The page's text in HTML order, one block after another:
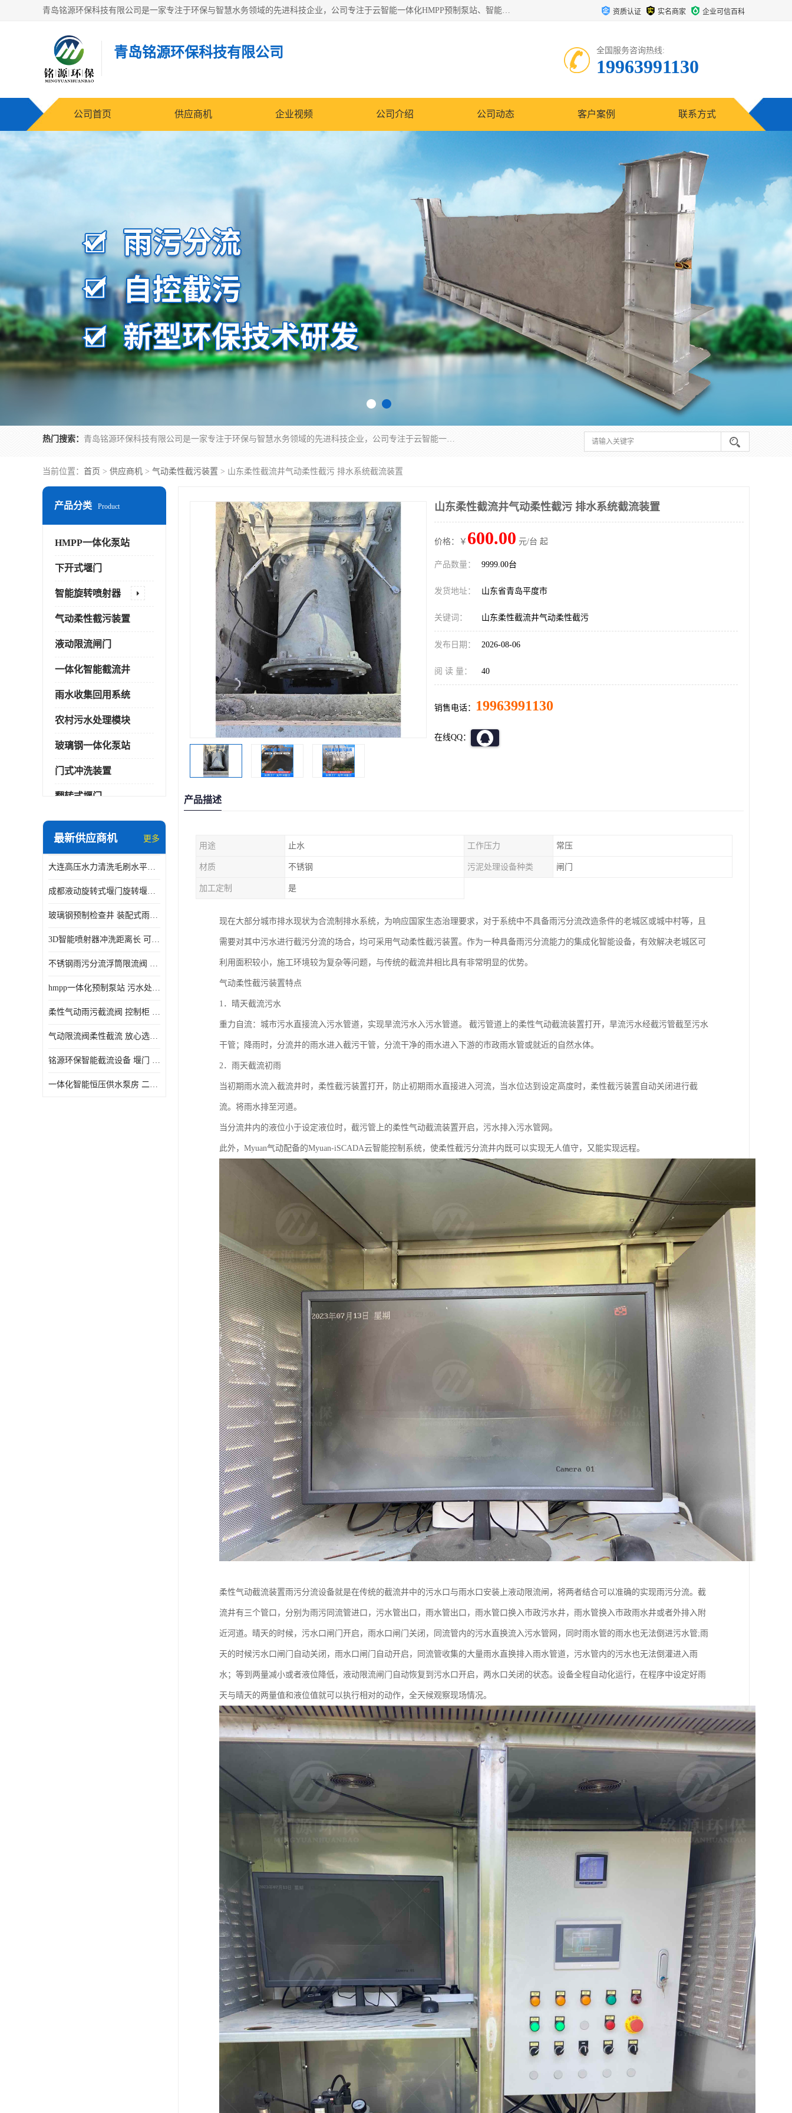
青岛铭源环保科技有限公司是一家专注于环保与智慧水务领域的先进科技企业，公司专注于云智能一体化HMPP预制泵站、智能截流井设备、调蓄池雨洪管理设备、水务循环利用、云智慧水务开发及新型环保技术研发等领域。 资质认证 实名商家 企业可信百科
青岛铭源环保科技有限公司 全国服务咨询热线:
19963991130
公司首页 供应商机 企业视频 公司介绍 公司动态 客户案例 联系方式
热门搜索： 青岛铭源环保科技有限公司是一家专注于环保与智慧水务领域的先进科技企业，公司专注于云智能一体化HMPP预制泵站、智能截流井设备、调蓄池雨洪管理设备、水务循环利用、云智慧水务开发及新型环保技术研发等领域。
当前位置： 首页 > 供应商机 > 气动柔性截污装置 > 山东柔性截流井气动柔性截污 排水系统截流装置
产品分类 Product
HMPP一体化泵站
下开式堰门
智能旋转喷射器
气动柔性截污装置
液动限流闸门
一体化智能截流井
雨水收集回用系统
农村污水处理模块
玻璃钢一体化泵站
门式冲洗装置
翻转式堰门
智能一体化雨水泵站
智能一体化供水泵房
智能一体化净水设备
最新供应商机 更多
大连高压水力清洗毛刷水平自清洁滚刷 水力自动冲洗系统 水力清洗
成都液动旋转式堰门旋转堰门 自动控制 SUS304
玻璃钢预制检查井 装配式雨水污水井 初期弃流井 源头厂家
3D智能喷射器冲洗距离长 可270度旋转 高强度水压远距离喷洗
不锈钢雨污分流浮筒限流阀 DN150-DN1000 品质可信
hmpp一体化预制泵站 污水处理系统 乡镇学校市政排水 厂家供应
柔性气动雨污截流阀 控制柜 远程控制安全性高检修方便
气动限流阀柔性截流 放心选购 控源截污铭源环保
铭源环保智能截流设备 堰门 铸铁调节闸门作用 源头商家 可定制
一体化智能恒压供水泵房 二次加压供水设备户外智慧泵房
山东柔性截流井气动柔性截污 排水系统截流装置
价格：￥ 600.00 元/台 起
产品数量： 9999.00台
发货地址： 山东省青岛平度市
关键词： 山东柔性截流井气动柔性截污
发布日期： 2026-08-06
阅 读 量： 40
销售电话： 19963991130
在线QQ：
产品描述
用途 止水 工作压力 常压
材质 不锈钢 污泥处理设备种类 闸门
加工定制 是
现在大部分城市排水现状为合流制排水系统，为响应国家生态治理要求，对于系统中不具备雨污分流改造条件的老城区或城中村等，且
需要对其中污水进行截污分流的场合，均可采用气动柔性截污装置。作为一种具备雨污分流能力的集成化智能设备，有效解决老城区可
利用面积较小，施工环境较为复杂等问题，与传统的截流井相比具有非常明显的优势。
气动柔性截污装置特点
1．晴天截流污水
重力自流：城市污水直接流入污水管道，实现旱流污水入污水管道。 截污管道上的柔性气动截流装置打开，旱流污水经截污管截至污水
干管；降雨时，分流井的雨水进入截污干管，分流干净的雨水进入下游的市政雨水管或就近的自然水体。
2．雨天截流初雨
当初期雨水流入截流井时，柔性截污装置打开，防止初期雨水直接进入河流，当水位达到设定高度时，柔性截污装置自动关闭进行截
流。将雨水排至河道。
当分流井内的液位小于设定液位时，截污管上的柔性气动截流装置开启，污水排入污水管网。
此外，Myuan气动配备的Myuan-iSCADA云智能控制系统，使柔性截污分流井内既可以实现无人值守，又能实现远程。
柔性气动截流装置雨污分流设备就是在传统的截流井中的污水口与雨水口安装上液动限流闸，将两者结合可以准确的实现雨污分流。截
流井有三个管口，分别为雨污同流管进口，污水管出口，雨水管出口，雨水管口换入市政污水井，雨水管换入市政雨水井或者外排入附
近河道。晴天的时候，污水口闸门开启，雨水口闸门关闭，同流管内的污水直换流入污水管网，同时雨水管的雨水也无法倒进污水管;雨
天的时候污水口闸门自动关闭，雨水口闸门自动开启，同流管收集的大量雨水直换排入雨水管道，污水管内的污水也无法倒灌进入雨
水；等到两量减小或者液位降低，液动限流闸门自动恢复到污水口开启，两水口关闭的状态。设备全程自动化运行，在程序中设定好雨
天与晴天的两量值和液位值就可以执行相对的动作，全天候观察现场情况。